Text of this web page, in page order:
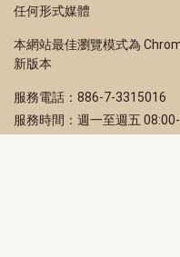
任何形式媒體
本網站最佳瀏覽模式為
新版本
服務電話：886-7-3315016
服務時間：週一至週五